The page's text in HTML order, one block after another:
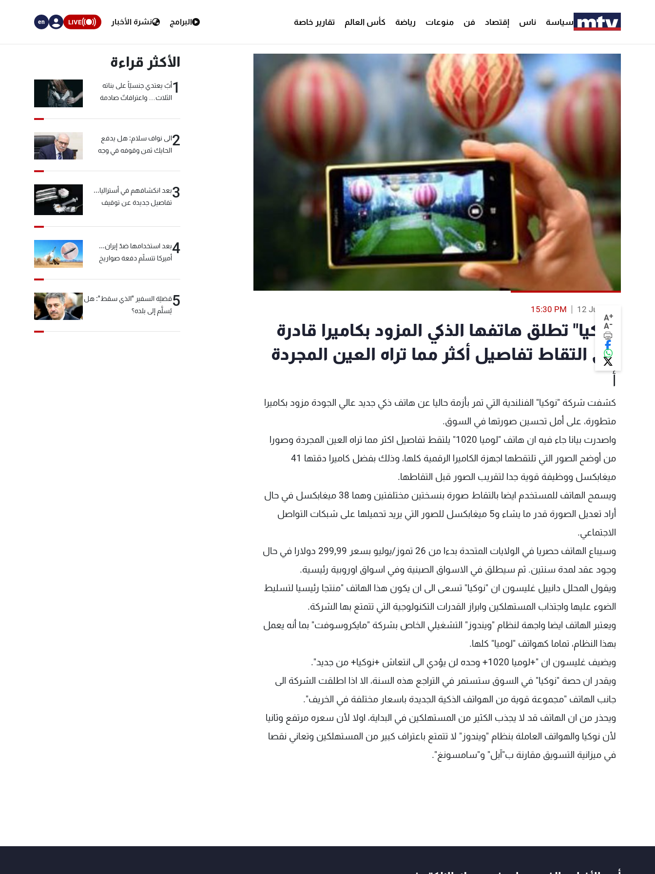
سياسة ناس إقتصاد فن منوعات رياضة كأس العالم تقارير خاصة البرامج نشرة الأخبار LIVE
en
A+
A-
12 Jul 2013
15:30 PM
"نوكيا" تطلق هاتفها الذكي المزود بكاميرا قادرة
على التقاط تفاصيل أكثر مما تراه العين المجردة
أ
كشفت شركة "نوكيا" الفنلندية التي تمر بأزمة حاليا عن هاتف ذكي جديد عالي الجودة مزود بكاميرا
متطورة، على أمل تحسين صورتها في السوق.
واصدرت بيانا جاء فيه ان هاتف "لوميا 1020" يلتقط تفاصيل اكثر مما تراه العين المجردة وصورا
من أوضح الصور التي تلتقطها اجهزة الكاميرا الرقمية كلها، وذلك بفضل كاميرا دقتها 41
ميغابكسل ووظيفة قوية جدا لتقريب الصور قبل التقاطها.
ويسمح الهاتف للمستخدم ايضا بالتقاط صورة بنسختين مختلفتين وهما 38 ميغابكسل في حال
أراد تعديل الصورة قدر ما يشاء و5 ميغابكسل للصور التي يريد تحميلها على شبكات التواصل
الاجتماعي.
وسيباع الهاتف حصريا في الولايات المتحدة بدءا من 26 تموز/يوليو بسعر 299,99 دولارا في حال
وجود عقد لمدة سنتين. ثم سيطلق في الاسواق الصينية وفي اسواق اوروبية رئيسية.
ويقول المحلل دانييل غليسون ان "نوكيا" تسعى الى ان يكون هذا الهاتف "منتجا رئيسيا لتسليط
الضوء عليها واجتذاب المستهلكين وابراز القدرات التكنولوجية التي تتمتع بها الشركة.
ويعتبر الهاتف ايضا واجهة لنظام "ويندوز" التشغيلي الخاص بشركة "مايكروسوفت" بما أنه يعمل
بهذا النظام، تماما كهواتف "لوميا" كلها.
ويضيف غليسون ان "+لوميا 1020+ وحده لن يؤدي الى انتعاش +نوكيا+ من جديد".
ويقدر ان حصة "نوكيا" في السوق ستستمر في التراجع هذه السنة، الا اذا اطلقت الشركة الى
جانب الهاتف "مجموعة قوية من الهواتف الذكية الجديدة باسعار مختلفة في الخريف".
ويحذر من ان الهاتف قد لا يجذب الكثير من المستهلكين في البداية، اولا لأن سعره مرتفع وثانيا
لأن نوكيا والهواتف العاملة بنظام "ويندوز" لا تتمتع باعتراف كبير من المستهلكين وتعاني نقصا
في ميزانية التسويق مقارنة ب"آبل" و"سامسونغ".
الأكثر قراءة
1أبٌ يعتدي جنسيّاً على بناته
الثلاث… واعترافاتٌ صادمة
2الى نواف سلام: هل يدفع
الحايك ثمن وقوفه في وجه
3بعد انكشافهم في أستراليا...
تفاصيل جديدة عن توقيف
4بعد استخدامها ضدّ إيران...
أميركا تتسلّم دفعة صواريخ
5قضيّة السفير "الذي سقط": هل
يُسلَّم إلى بلده؟